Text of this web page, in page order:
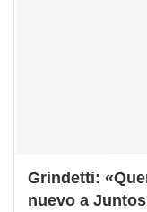
Grindetti:
nuevo a